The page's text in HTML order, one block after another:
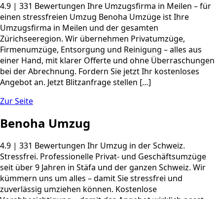
4.9 | 331 Bewertungen Ihre Umzugsfirma in Meilen – für
einen stressfreien Umzug Benoha Umzüge ist Ihre
Umzugsfirma in Meilen und der gesamten
Zürichseeregion. Wir übernehmen Privatumzüge,
Firmenumzüge, Entsorgung und Reinigung – alles aus
einer Hand, mit klarer Offerte und ohne Überraschungen
bei der Abrechnung. Fordern Sie jetzt Ihr kostenloses
Angebot an. Jetzt Blitzanfrage stellen […]
Zur Seite
Benoha Umzug
4.9 | 331 Bewertungen Ihr Umzug in der Schweiz.
Stressfrei. Professionelle Privat- und Geschäftsumzüge
seit über 9 Jahren in Stäfa und der ganzen Schweiz. Wir
kümmern uns um alles – damit Sie stressfrei und
zuverlässig umziehen können. Kostenlose